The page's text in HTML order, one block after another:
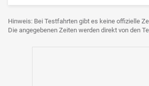
Hinweis: Bei Testfahrten gibt es keine offizielle
Die angegebenen Zeiten werden direkt von den Teams gemessen und